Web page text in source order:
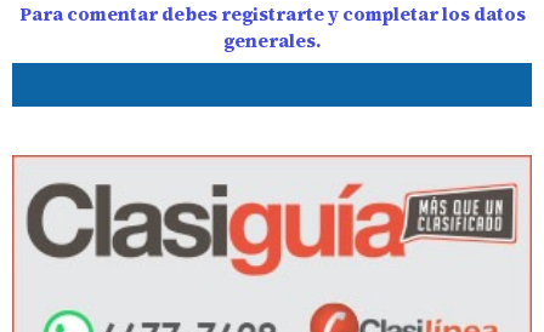
Para comentar debes registrarte y completar los datos
generales.